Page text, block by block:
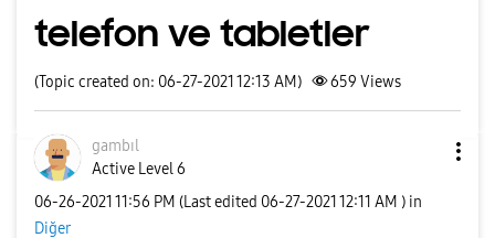
telefon ve tabletler
(Topic created on: 06-27-2021 12:13 AM) 659 Views
gambıl
Active Level 6
‎06-26-2021 11:56 PM (Last edited ‎06-27-2021 12:11 AM ) in
Diğer